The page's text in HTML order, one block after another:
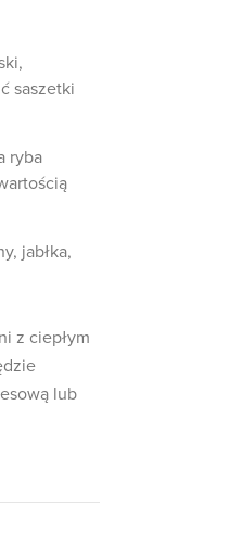
saszetki
ryba
jabłka,
z ciepłym
lub